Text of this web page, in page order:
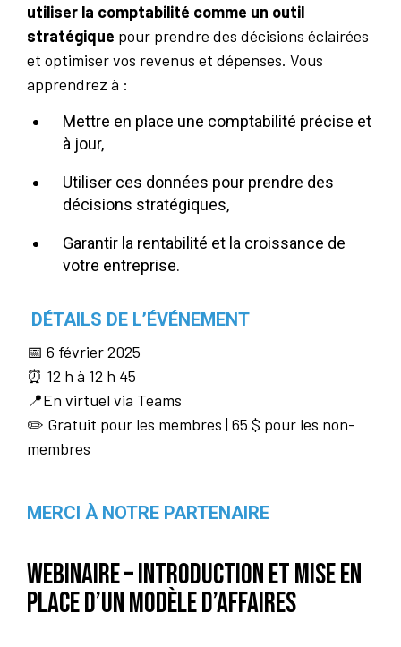
utiliser la comptabilité comme un outil
stratégique pour prendre des décisions éclairées
et optimiser vos revenus et dépenses. Vous
apprendrez à :
Mettre en place une comptabilité précise et
à jour,
Utiliser ces données pour prendre des
décisions stratégiques,
Garantir la rentabilité et la croissance de
votre entreprise.
DÉTAILS DE L’ÉVÉNEMENT
📅 6 février 2025
⏰ 12 h à 12 h 45
📍En virtuel via Teams
✏️ Gratuit pour les membres | 65 $ pour les non-
membres
MERCI À NOTRE PARTENAIRE
Webinaire – Introduction et mise en
place d’un modèle d’affaires